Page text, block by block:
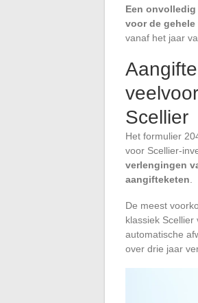
Een
voor de
vanaf het jaar
Scellier
Het formulier
voor Scellier-
verlengingen
aangifteketen
De meest
klassiek
automatische
over drie jaar